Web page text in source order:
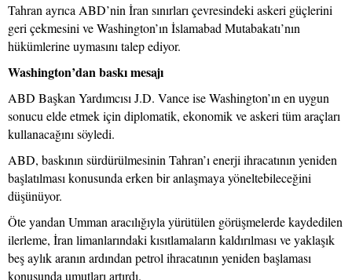
Tahran ayrıca ABD’nin İran sınırları çevresindeki askeri güçlerini
geri çekmesini ve Washington’ın İslamabad Mutabakatı’nın
hükümlerine uymasını talep ediyor.
Washington’dan baskı mesajı
ABD Başkan Yardımcısı J.D. Vance ise Washington’ın en uygun
sonucu elde etmek için diplomatik, ekonomik ve askeri tüm araçları
kullanacağını söyledi.
ABD, baskının sürdürülmesinin Tahran’ı enerji ihracatının yeniden
başlatılması konusunda erken bir anlaşmaya yöneltebileceğini
düşünüyor.
Öte yandan Umman aracılığıyla yürütülen görüşmelerde kaydedilen
ilerleme, İran limanlarındaki kısıtlamaların kaldırılması ve yaklaşık
beş aylık aranın ardından petrol ihracatının yeniden başlaması
konusunda umutları artırdı.